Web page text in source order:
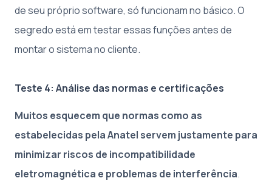
de seu próprio software, só funcionam no básico. O
segredo está em testar essas funções antes de
montar o sistema no cliente.
Teste 4: Análise das normas e certificações
Muitos esquecem que normas como as
estabelecidas pela Anatel servem justamente para
minimizar riscos de incompatibilidade
eletromagnética e problemas de interferência.